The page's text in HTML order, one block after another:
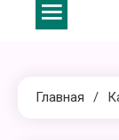
Главная